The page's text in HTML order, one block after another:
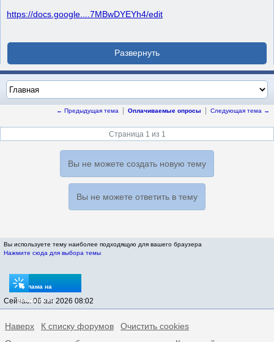
https://docs.google....7MBwDYEYh4/edit
← Предыдущая тема Оплачиваемые опросы Следующая тема →
Страница 1 из 1
Вы не можете создать новую тему
Вы не можете ответить в тему
Вы используете тему наиболее подходящую для вашего браузера
Нажмите сюда для выбора темы
Реклама на
sptovarov.ru
Сейчас: 06 авг 2026 08:02
Наверх К списку форумов
Очистить cookies